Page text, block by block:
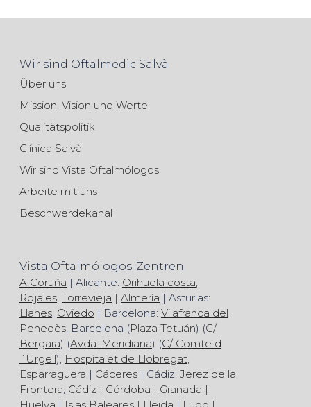
Wir sind Oftalmedic Salvà
Über uns
Mission, Vision und Werte
Qualitätspolitik
Clínica Salvà
Wir sind Vista Oftalmólogos
Arbeite mit uns
Beschwerdekanal
Vista Oftalmólogos-Zentren
A Coruña | Alicante: Orihuela costa,
Rojales, Torrevieja | Almería | Asturias:
Llanes, Oviedo | Barcelona: Vilafranca del
Penedès, Barcelona (Plaza Tetuán) (C/
Bergara) (Avda. Meridiana) (C/ Comte d
´Urgell), Hospitalet de Llobregat,
Esparraguera | Cáceres | Cádiz: Jerez de la
Frontera, Cádiz | Córdoba | Granada |